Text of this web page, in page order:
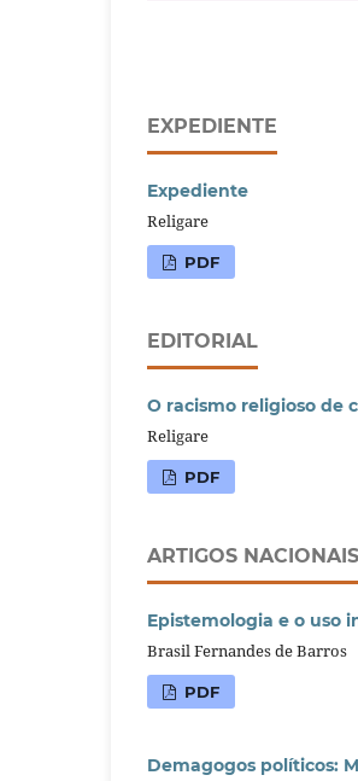
EXPEDIENTE
Expediente
Religare
PDF
EDITORIAL
O racismo religioso de
Religare
PDF
ARTIGOS NACIONAIS
Epistemologia e o uso
Brasil Fernandes de Barros
PDF
Demagogos políticos: